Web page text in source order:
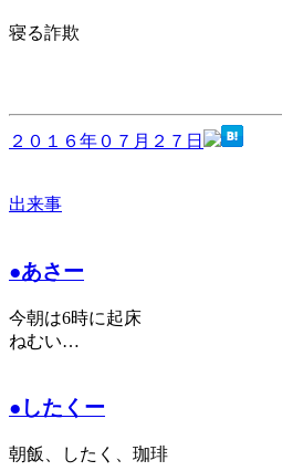
寝る詐欺
２０１６年０７月２７日
出来事
●あさー
今朝は6時に起床
ねむい…
●したくー
朝飯、したく、珈琲